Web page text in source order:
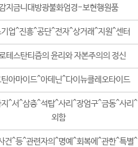
지금니대방광불화엄경-보현행원품
업^진흥^공단^전자^상거래^지원^센터
테스탄티즘의 윤리와 자본주의의 정신
아마이드^아데닌^다이뉴클레오타이드
^서^삼층^석탑^사리^장엄구^금동^사리^
외함
건^등^관련자의^명예^회복에^관한^특별^